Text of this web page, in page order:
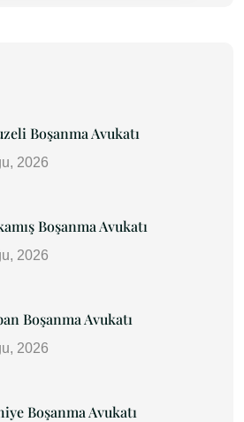
Boşanma Avukatı
2026
Boşanma Avukatı
2026
Boşanma Avukatı
2026
Boşanma Avukatı